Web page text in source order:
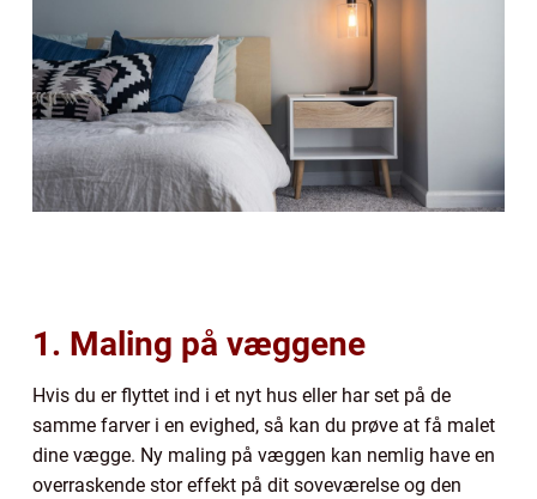
1. Maling på væggene
Hvis du er flyttet ind i et nyt hus eller har set på de
samme farver i en evighed, så kan du prøve at få malet
dine vægge. Ny maling på væggen kan nemlig have en
overraskende stor effekt på dit soveværelse og den